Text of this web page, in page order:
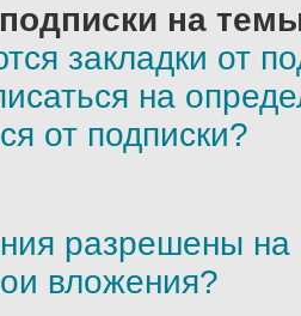
на
закладки от
на
от подписки?
разрешены
вложения?